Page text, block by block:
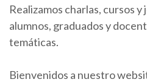
Realizamos charlas, cursos
alumnos, graduados y
temáticas.
Bienvenidos a nuestro